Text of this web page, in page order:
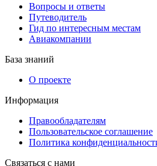
Вопросы и ответы
Путеводитель
Гид по интересным местам
Авиакомпании
База знаний
О проекте
Информация
Правообладателям
Пользовательское соглашение
Политика
Связаться с нами